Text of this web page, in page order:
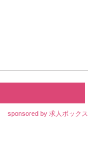
sponsored by 求人ボックス